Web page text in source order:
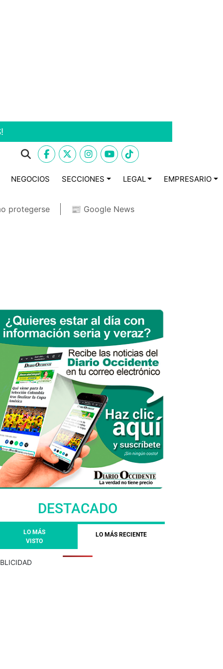
NEGOCIOS SECCIONES LEGAL EMPRESARIO
protegerse 📰 Google News
DESTACADO
LO MÁS
VISTO
LO MÁS RECIENTE